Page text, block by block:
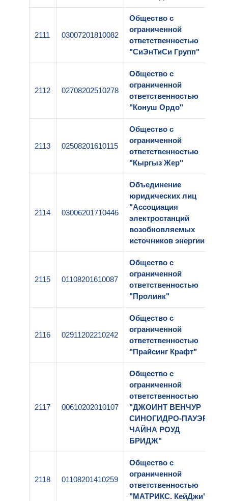
2111 03007201810082
Общество с
ограниченной
ответственностью
"СиЭнТиСи Групп"
2112 02708202510278
Общество с
ограниченной
ответственностью
"Конуш Ордо"
2113 02508201610115
Общество с
ограниченной
ответственностью
"Кыргыз Жер"
2114 03006201710446
Объединение
юридических лиц
"Ассоциация
электростанций
возобновляемых
источников энергии"
2115 01108201610087
Общество с
ограниченной
ответственностью
"Пролинк"
2116 02911202210242
Общество с
ограниченной
ответственностью
"Прайсинг Крафт"
2117 00610202010107
Общество с
ограниченной
ответственностью
"ДЖОИНТ ВЕНЧУР
СИНОГИДРО-ПАУЭР
ЧАЙНА РОУД
БРИДЖ"
2118 01108201410259
Общество с
ограниченной
ответственностью
"МАТРИКС. КейДжи"